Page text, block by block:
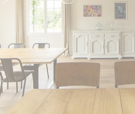
MOBIL-HOME